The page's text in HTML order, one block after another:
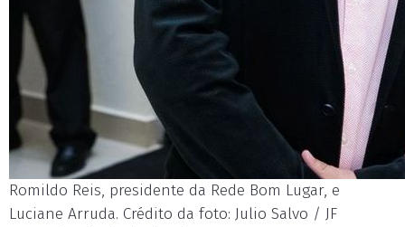
Romildo Reis, presidente da Rede Bom Lugar, e
Luciane Arruda. Crédito da foto: Julio Salvo / JF